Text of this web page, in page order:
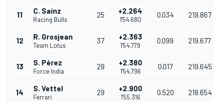
11 C. Sainz
Racing Bulls
25 +2.264
1'54.680
0.034 219.867
12 R. Grosjean
Team Lotus
37 +2.363
1'54.779
0.099 219.677
13 S. Pérez
Force India
29 +2.380
1'54.796
0.017 219.645
14 S. Vettel
Ferrari
29 +2.900
1'55.316
0.520 218.654